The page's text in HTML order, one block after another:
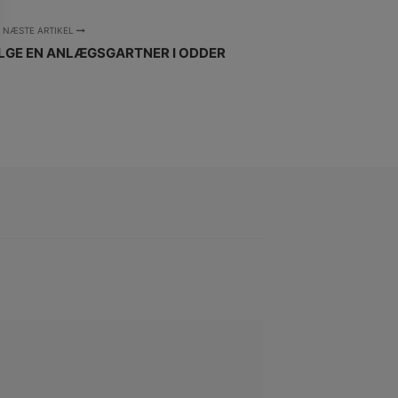
NÆSTE ARTIKEL
EN ANLÆGSGARTNER I ODDER